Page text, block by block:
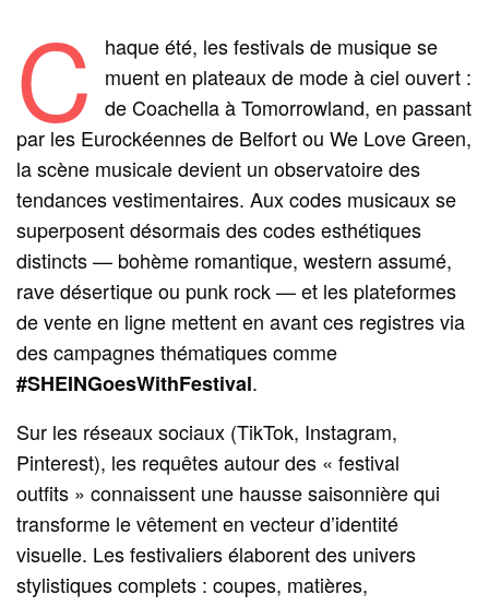
C
haque été, les festivals de musique se
muent en plateaux de mode à ciel ouvert :
de Coachella à Tomorrowland, en passant
par les Eurockéennes de Belfort ou We Love Green,
la scène musicale devient un observatoire des
tendances vestimentaires. Aux codes musicaux se
superposent désormais des codes esthétiques
distincts — bohème romantique, western assumé,
rave désertique ou punk rock — et les plateformes
de vente en ligne mettent en avant ces registres via
des campagnes thématiques comme
#SHEINGoesWithFestival.
Sur les réseaux sociaux (TikTok, Instagram,
Pinterest), les requêtes autour des « festival
outfits » connaissent une hausse saisonnière qui
transforme le vêtement en vecteur d’identité
visuelle. Les festivaliers élaborent des univers
stylistiques complets : coupes, matières,